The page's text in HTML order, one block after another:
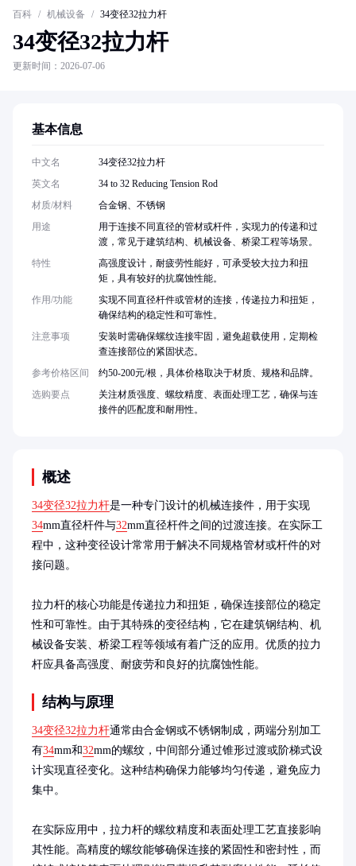
百科 / 机械设备 / 34变径32拉力杆
34变径32拉力杆
更新时间：2026-07-06
概述
34变径32拉力杆是一种专门设计的机械连接件，用于实现
34mm直径杆件与32mm直径杆件之间的过渡连接。在实际工
程中，这种变径设计常常用于解决不同规格管材或杆件的对
接问题。
拉力杆的核心功能是传递拉力和扭矩，确保连接部位的稳定
性和可靠性。由于其特殊的变径结构，它在建筑钢结构、机
械设备安装、桥梁工程等领域有着广泛的应用。优质的拉力
杆应具备高强度、耐疲劳和良好的抗腐蚀性能。
结构与原理
34变径32拉力杆通常由合金钢或不锈钢制成，两端分别加工
有34mm和32mm的螺纹，中间部分通过锥形过渡或阶梯式设
计实现直径变化。这种结构确保力能够均匀传递，避免应力
集中。
在实际应用中，拉力杆的螺纹精度和表面处理工艺直接影响
其性能。高精度的螺纹能够确保连接的紧固性和密封性，而
基本信息
中文名
34变径32拉力杆
英文名
34 to 32 Reducing Tension Rod
材质/材料
合金钢、不锈钢
用途
用于连接不同直径的管材或杆件，实现力的传递和过
渡，常见于建筑结构、机械设备、桥梁工程等场景。
特性
高强度设计，耐疲劳性能好，可承受较大拉力和扭
矩，具有较好的抗腐蚀性能。
作用/功能
实现不同直径杆件或管材的连接，传递拉力和扭矩，
确保结构的稳定性和可靠性。
注意事项
安装时需确保螺纹连接牢固，避免超载使用，定期检
查连接部位的紧固状态。
参考价格区间
约50-200元/根，具体价格取决于材质、规格和品牌。
选购要点
关注材质强度、螺纹精度、表面处理工艺，确保与连
接件的匹配度和耐用性。